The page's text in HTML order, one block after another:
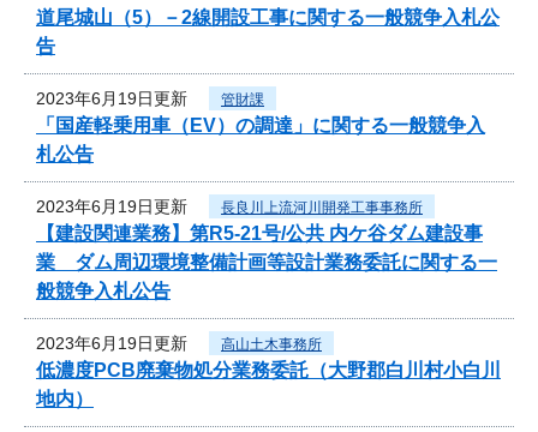
道尾城山（5）－2線開設工事に関する一般競争入札公
告
2023年6月19日更新 管財課
「国産軽乗用車（EV）の調達」に関する一般競争入
札公告
2023年6月19日更新 長良川上流河川開発工事事務所
【建設関連業務】第R5-21号/公共 内ケ谷ダム建設事
業 ダム周辺環境整備計画等設計業務委託に関する一
般競争入札公告
2023年6月19日更新 高山土木事務所
低濃度PCB廃棄物処分業務委託（大野郡白川村小白川
地内）